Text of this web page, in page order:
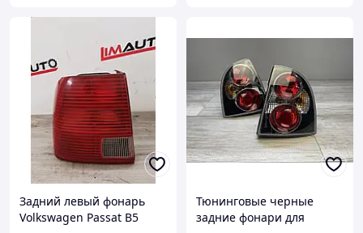
Задний левый фонарь
Volkswagen Passat B5
Тюнинговые черные
задние фонари для